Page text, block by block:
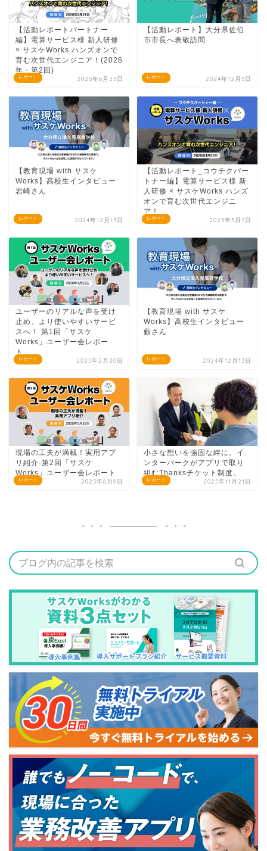
レポート
【活動レポートパートナー
編】電算サービス様 新人研修
× サスケWorks ハンズオンで
育む次世代エンジニア！(2026
年・第2回)
2026年6月25日 レポート
【活動レポート】大分県佐伯
市市長へ表敬訪問
2024年12月5日
レポート
【教育現場 with サスケ
Works】高校生インタビュー
岩崎さん
2024年12月13日 レポート
【活動レポート_コウチクパー
トナー編】電算サービス様 新
人研修 × サスケWorks ハンズ
オンで育む次世代エンジニ
ア！
2025年5月7日
レポート
ユーザーのリアルな声を受け
止め、より使いやすいサービ
スへ！ 第1回「サスケ
Works」ユーザー会レポー
ト
2025年2月20日 レポート
【教育現場 with サスケ
Works】高校生インタビュー
藪さん
2024年12月13日
レポート
現場の工夫が満載！実用アプ
リ紹介-第2回「サスケ
Works」ユーザー会レポート
2025年6月9日 レポート
小さな想いを強固な絆に。イ
ンターパークがアプリで取り
組むThanksチケット制度。
2025年11月21日